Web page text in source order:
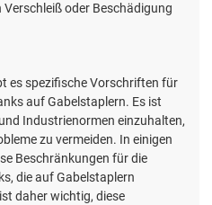
oder Beschädigung
es spezifische Vorschriften für
auf Gabelstaplern. Es ist
Industrienormen einzuhalten,
zu vermeiden. In einigen
Beschränkungen für die
die auf Gabelstaplern
daher wichtig, diese